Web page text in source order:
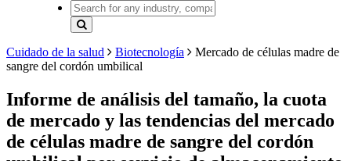
Cuidado de la salud Biotecnología
Mercado de células madre de
sangre del cordón umbilical
Informe de análisis del tamaño, la cuota
de mercado y las tendencias del mercado
de células madre de sangre del cordón